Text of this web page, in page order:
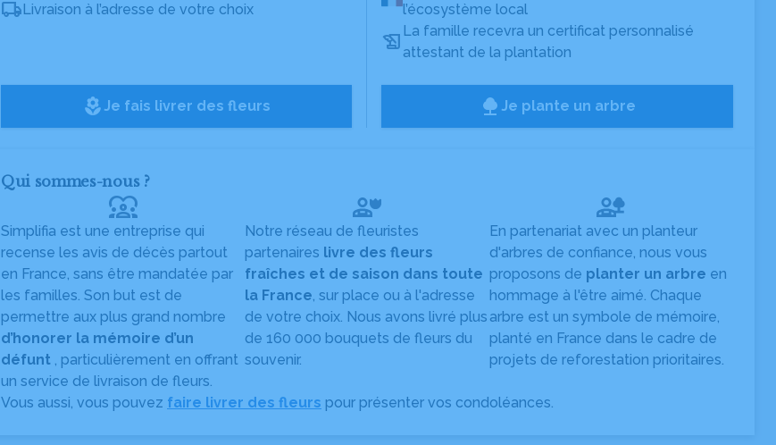
Livraison à l’adresse de votre choix
local_florist Je fais livrer des fleurs
l’écosystème local
La famille recevra un certificat personnalisé
attestant de la plantation
Je plante un arbre
Qui sommes-nous ?
diversity_1
Simplifia est une entreprise qui
recense les avis de décès partout
en France, sans être mandatée par
les familles. Son but est de
permettre aux plus grand nombre
d’honorer la mémoire d’un
défunt , particulièrement en offrant
un service de livraison de fleurs.
Notre réseau de fleuristes
partenaires livre des fleurs
fraîches et de saison dans toute
la France, sur place ou à l'adresse
de votre choix. Nous avons livré plus
de 160 000 bouquets de fleurs du
souvenir.
En partenariat avec un planteur
d'arbres de confiance, nous vous
proposons de planter un arbre en
hommage à l'être aimé. Chaque
arbre est un symbole de mémoire,
planté en France dans le cadre de
projets de reforestation prioritaires.
Vous aussi, vous pouvez faire livrer des fleurs pour présenter vos condoléances.